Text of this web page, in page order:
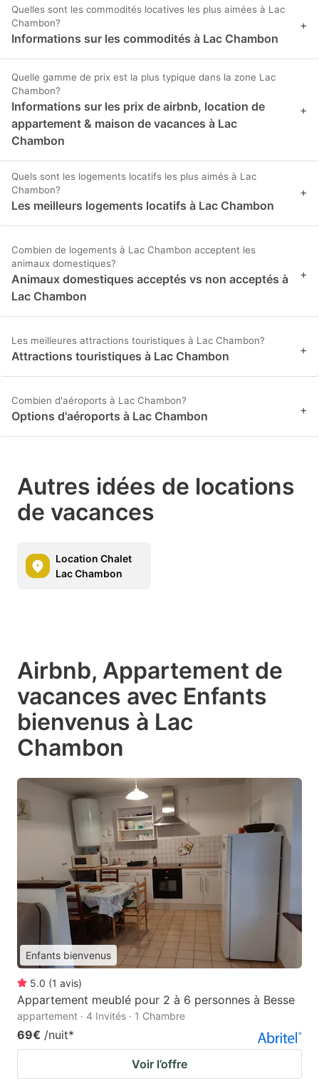
Quelles sont les commodités locatives les plus aimées à Lac
Chambon?
Informations sur les commodités à Lac Chambon
+
Quelle gamme de prix est la plus typique dans la zone Lac
Chambon?
Informations sur les prix de airbnb, location de
appartement & maison de vacances à Lac
Chambon
+
Quels sont les logements locatifs les plus aimés à Lac
Chambon?
Les meilleurs logements locatifs à Lac Chambon
+
Combien de logements à Lac Chambon acceptent les
animaux domestiques?
Animaux domestiques acceptés vs non acceptés à
Lac Chambon
+
Les meilleures attractions touristiques à Lac Chambon?
Attractions touristiques à Lac Chambon +
Combien d'aéroports à Lac Chambon?
Options d'aéroports à Lac Chambon +
Autres idées de locations
de vacances
Location Chalet
Lac Chambon
Airbnb, Appartement de
vacances avec Enfants
bienvenus à Lac
Chambon
Enfants bienvenus
5.0 (1 avis)
Appartement meublé pour 2 à 6 personnes à Besse
appartement · 4 Invités · 1 Chambre
69€ /nuit*
Voir l’offre